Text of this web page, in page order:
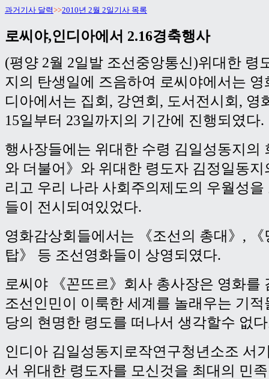
과거기사 달력>>2010년 2월 2일기사 목록
로씨야,인디아에서 2.16경축행사
(평양 2월 2일발 조선중앙통신)위대한 령
지의 탄생일에 즈음하여 로씨야에서는
디아에서는 집회, 강연회, 도서전시회, 영
15일부터 23일까지의 기간에 진행되였다.
행사장들에는 위대한 수령 김일성동지의
와 더불어》와 위대한 령도자 김정일동
리고 우리 나라 사회주의제도의 우월성
들이 전시되여있었다.
영화감상회들에서는 《조선의 총대》,
탑》 등 조선영화들이 상영되였다.
로씨야 《꼰뜨르》회사 총사장은 영화를
조선인민이 이룩한 세계를 놀래우는 기
당의 현명한 령도를 떠나서 생각할수 없
인디아 김일성동지로작연구청년소조 서
서 위대한 령도자를 모신것을 최대의 민